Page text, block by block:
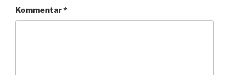
Kommentar*